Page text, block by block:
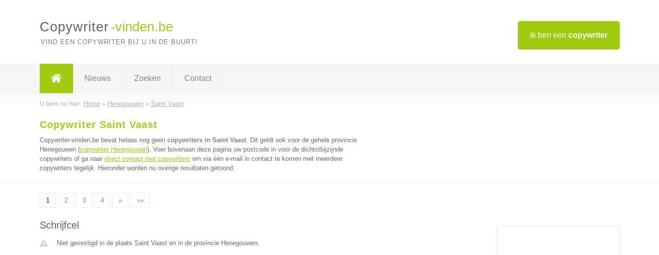
Ik ben een copywriter
Copywriter -vinden.be
VIND EEN COPYWRITER BIJ U IN DE BUURT!
Nieuws Zoeken Contact
U bent nu hier: Home» Henegouwen» Saint Vaast
Copywriter Saint Vaast
Copywriter-vinden.be bevat helaas nog geen copywriters in Saint Vaast. Dit geldt ook voor de gehele provincie
Henegouwen (copywriter Henegouwen). Voer bovenaan deze pagina uw postcode in voor de dichtstbijzijnde
copywriters of ga naar direct contact met copywriters om via één e-mail in contact te komen met meerdere
copywriters tegelijk. Hieronder worden nu overige resultaten getoond.
1 2 3 4 » »»
Schrijfcel
Niet gevestigd in de plaats Saint Vaast en in de provincie Henegouwen.